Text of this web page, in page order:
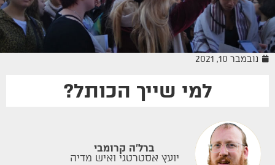
נובמבר 10, 2021
ברלה קרומבילמי שייך הכותל?
ברל'ה קרומבי
יועץ אסטרטגי ואיש מדיה